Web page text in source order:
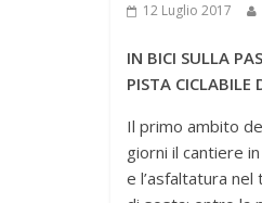
12 Luglio 2017
IN BICI SULLA
PISTA CICLABILE
Il primo ambito
giorni il cantiere
e l’asfaltatura